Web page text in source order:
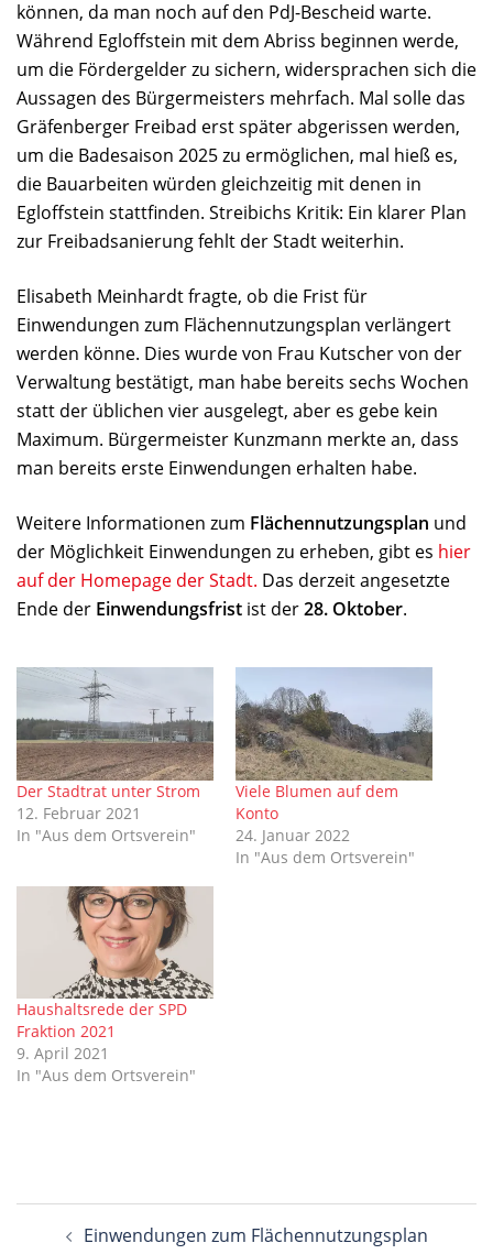
können, da man noch auf den PdJ-Bescheid warte.
Während Egloffstein mit dem Abriss beginnen werde,
um die Fördergelder zu sichern, widersprachen sich die
Aussagen des Bürgermeisters mehrfach. Mal solle das
Gräfenberger Freibad erst später abgerissen werden,
um die Badesaison 2025 zu ermöglichen, mal hieß es,
die Bauarbeiten würden gleichzeitig mit denen in
Egloffstein stattfinden. Streibichs Kritik: Ein klarer Plan
zur Freibadsanierung fehlt der Stadt weiterhin.
Elisabeth Meinhardt fragte, ob die Frist für
Einwendungen zum Flächennutzungsplan verlängert
werden könne. Dies wurde von Frau Kutscher von der
Verwaltung bestätigt, man habe bereits sechs Wochen
statt der üblichen vier ausgelegt, aber es gebe kein
Maximum. Bürgermeister Kunzmann merkte an, dass
man bereits erste Einwendungen erhalten habe.
Weitere Informationen zum Flächennutzungsplan und
der Möglichkeit Einwendungen zu erheben, gibt es hier
auf der Homepage der Stadt. Das derzeit angesetzte
Ende der Einwendungsfrist ist der28. Oktober.
Der Stadtrat unter Strom
12. Februar 2021
In "Aus dem Ortsverein"
Viele Blumen auf dem
Konto
24. Januar 2022
In "Aus dem Ortsverein"
Haushaltsrede der SPD
Fraktion 2021
9. April 2021
In "Aus dem Ortsverein"
Einwendungen zum Flächennutzungsplan